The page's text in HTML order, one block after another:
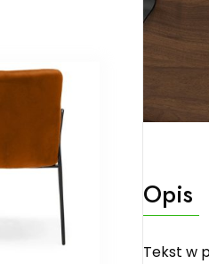
Opis
Tekst w